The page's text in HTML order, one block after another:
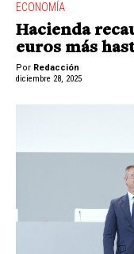
ECONOMÍA
Hacienda
euros más
Por Redacción
diciembre 28, 2025